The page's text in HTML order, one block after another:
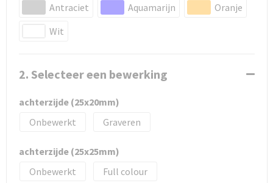
Antraciet Aquamarijn
Oranje
Wit
2. Selecteer een bewerking
achterzijde (25x20mm)
Onbewerkt
Graveren
achterzijde (25x25mm)
Onbewerkt
Full colour